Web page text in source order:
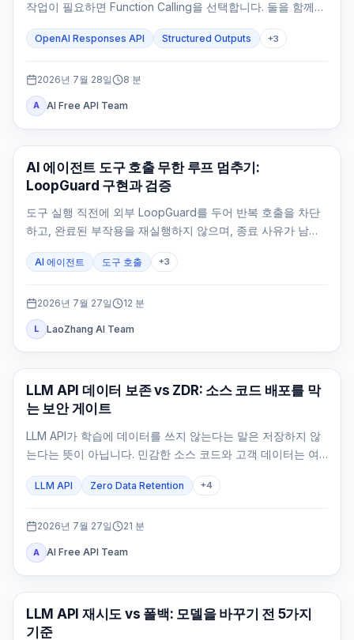
작업이 필요하면 Function Calling을 선택합니다. 둘을 함께
할 때뿐입니다.
OpenAI Responses API Structured Outputs +3
2026년 7월 28일 8 분
A AI Free API Team
AI API
AI 에이전트 도구 호출 무한 루프 멈추기:
LoopGuard 구현과 검증
도구 실행 직전에 외부 LoopGuard를 두어 반복 호출을 차단
하고, 완료된 부작용을 재실행하지 않으며, 종료 사유가 남는
AI 에이전트 도구 호출 +3
2026년 7월 27일 12 분
L LaoZhang AI Team
API 가이드
LLM API 데이터 보존 vs ZDR: 소스 코드 배포를 막
는 보안 게이트
LLM API가 학습에 데이터를 쓰지 않는다는 말은 저장하지 않
는다는 뜻이 아닙니다. 민감한 소스 코드와 고객 데이터는 여
에만 배포해야 합니다.
LLM API Zero Data Retention +4
2026년 7월 27일 21 분
A AI Free API Team
API 가이드
LLM API 재시도 vs 폴백: 모델을 바꾸기 전 5가지
기준